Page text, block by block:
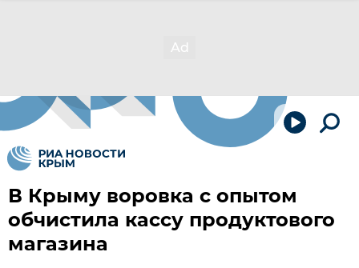
В Крыму воровка с опытом
обчистила кассу продуктового
магазина